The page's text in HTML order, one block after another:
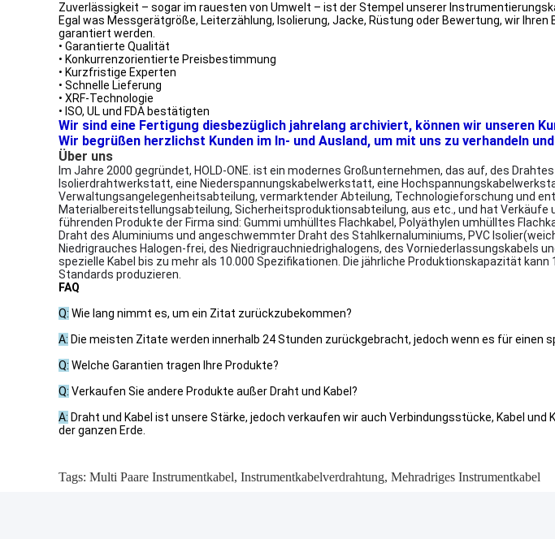
Zuverlässigkeit – sogar im rauesten von Umwelt – ist der Stempel unserer
Egal was Messgerätgröße, Leiterzählung, Isolierung, Jacke, Rüstung oder Bewertung, wir
garantiert werden.
• Garantierte Qualität
• Konkurrenzorientierte Preisbestimmung
• Kurzfristige Experten
• Schnelle Lieferung
• XRF-Technologie
• ISO, UL und FDA bestätigten
Wir sind eine Fertigung diesbezüglich jahrelang archiviert, können wir unseren
Wir begrüßen herzlichst Kunden im In- und Ausland, um mit uns zu verhandeln
Über uns
Im Jahre 2000 gegründet, HOLD-ONE. ist ein modernes Großunternehmen, das auf, des
Isolierdrahtwerkstatt, eine Niederspannungskabelwerkstatt, eine
Verwaltungsangelegenheitsabteilung, vermarktender Abteilung, Technologieforschung und
Materialbereitstellungsabteilung, Sicherheitsproduktionsabteilung, aus etc., und hat Verkäufe
führenden Produkte der Firma sind: Gummi umhülltes Flachkabel, Polyäthylen umhülltes
Draht des Aluminiums und angeschwemmter Draht des Stahlkernaluminiums, PVC
Niedrigrauches Halogen-frei, des Niedrigrauchniedrighalogens, des
spezielle Kabel bis zu mehr als 10.000 Spezifikationen. Die jährliche Produktionskapazität
Standards produzieren.
FAQ
Q: Wie lang nimmt es, um ein Zitat zurückzubekommen?
A: Die meisten Zitate werden innerhalb 24 Stunden zurückgebracht, jedoch wenn es für einen
Q: Welche Garantien tragen Ihre Produkte?
Q: Verkaufen Sie andere Produkte außer Draht und Kabel?
A: Draht und Kabel ist unsere Stärke, jedoch verkaufen wir auch Verbindungsstücke, Kabel
der ganzen Erde.
Tags: Multi Paare Instrumentkabel, Instrumentkabelverdrahtung, Mehradriges Instrumentkabel